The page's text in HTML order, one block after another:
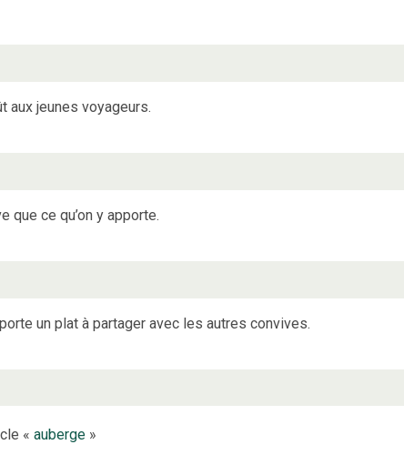
aux jeunes voyageurs.
que ce qu’on y apporte.
un plat à partager avec les autres convives.
« auberge»